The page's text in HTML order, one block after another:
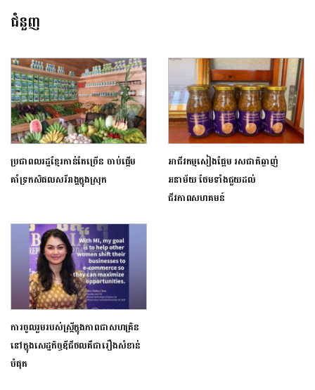
ជំនួញ
ប្រជាពលរដ្ឋខ្មែរកាន់តែច្រើន ចាប់ផ្ដើម
គាំទ្រកសិផលសរីរាង្គក្នុងស្រុក
អាជីវកម្មសៀងផ្អែម រសជាតិឆ្ងាញ់
អនាម័យ ថែមទាំងជួយដល់
ជីវភាពសហគមន៍
ការចូលរួមរបស់ស្ត្រីក្នុងភាពជាសហគ្រិន
នៅក្នុងសេដ្ឋកិច្ចឌីជីថលគឺជារឿងសំខាន់
បំផុត